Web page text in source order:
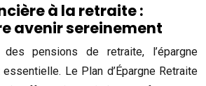
à la retraite :
avenir sereinement
pensions de retraite, l’épargne
Le Plan d’Épargne Retraite